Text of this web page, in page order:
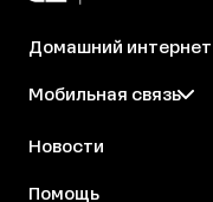
Домашний интернет
Мобильная связь
Новости
Помощь